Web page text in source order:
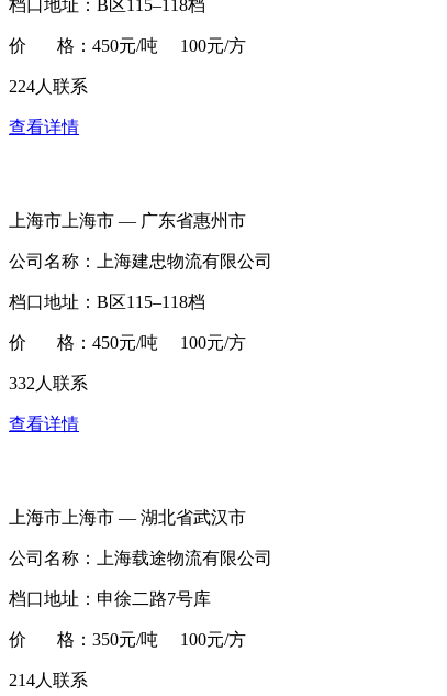
档口地址：B区115–118档
价 格：450元/吨 100元/方
224人联系
查看详情
上海市上海市 — 广东省惠州市
公司名称：上海建忠物流有限公司
档口地址：B区115–118档
价 格：450元/吨 100元/方
332人联系
查看详情
上海市上海市 — 湖北省武汉市
公司名称：上海载途物流有限公司
档口地址：申徐二路7号库
价 格：350元/吨 100元/方
214人联系